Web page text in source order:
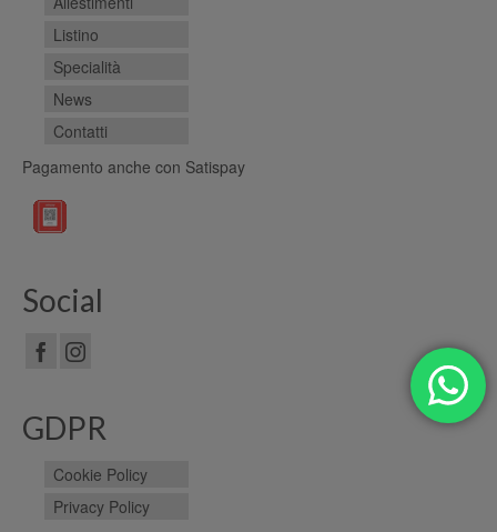
Listino
Specialità
News
Contatti
Pagamento anche con Satispay
Social
GDPR
Cookie Policy
Privacy Policy